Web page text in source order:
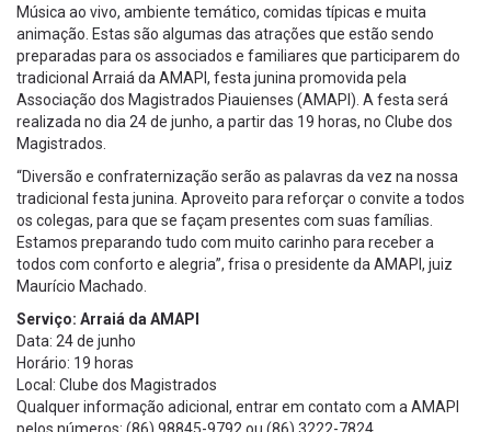
Música ao vivo, ambiente temático, comidas típicas e muita
animação. Estas são algumas das atrações que estão sendo
preparadas para os associados e familiares que participarem do
tradicional Arraiá da AMAPI, festa junina promovida pela
Associação dos Magistrados Piauienses (AMAPI). A festa será
realizada no dia 24 de junho, a partir das 19 horas, no Clube dos
Magistrados.
“Diversão e confraternização serão as palavras da vez na nossa
tradicional festa junina. Aproveito para reforçar o convite a todos
os colegas, para que se façam presentes com suas famílias.
Estamos preparando tudo com muito carinho para receber a
todos com conforto e alegria”, frisa o presidente da AMAPI, juiz
Maurício Machado.
Serviço: Arraiá da AMAPI
Data: 24 de junho
Horário: 19 horas
Local: Clube dos Magistrados
Qualquer informação adicional, entrar em contato com a AMAPI